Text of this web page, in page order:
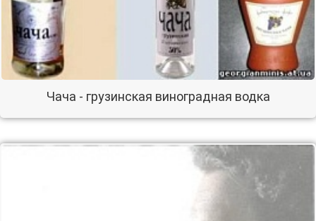
Чача - грузинская виноградная водка